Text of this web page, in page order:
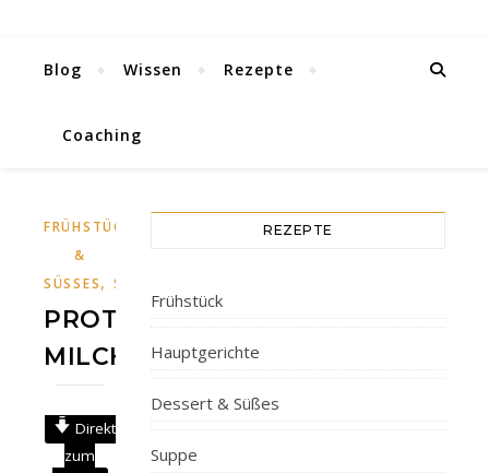
Blog Wissen Rezepte
Coaching
FRÜHSTÜCK HAUPTGERICHTE,DESSERT
&
SÜSSES
,SNACKS
PROTEIN-
MILCHREIS
Direkt
zum
REZEPTE
Frühstück
Hauptgerichte
Dessert & Süßes
Suppe